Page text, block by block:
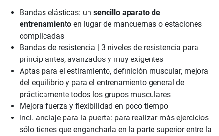
Bandas elásticas: un sencillo aparato de
entrenamiento en lugar de mancuernas o estaciones
complicadas
Bandas de resistencia | 3 niveles de resistencia para
principiantes, avanzados y muy exigentes
Aptas para el estiramiento, definición muscular, mejora
del equilibrio y para el entrenamiento general de
prácticamente todos los grupos musculares
Mejora fuerza y flexibilidad en poco tiempo
Incl. anclaje para la puerta: para realizar más ejercicios
sólo tienes que engancharla en la parte superior entre la